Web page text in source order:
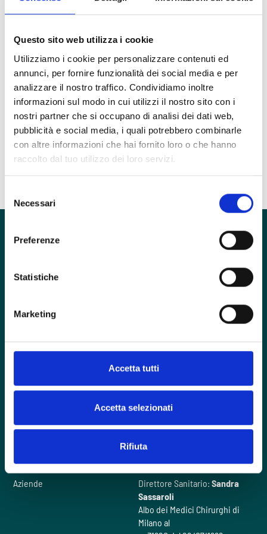
Questo sito web utilizza i cookie
Utilizziamo i cookie per personalizzare contenuti ed
annunci, per fornire funzionalità dei social media e per
analizzare il nostro traffico. Condividiamo inoltre
informazioni sul modo in cui utilizzi il nostro sito con i
nostri partner che si occupano di analisi dei dati web,
pubblicità e social media, i quali potrebbero combinarle
con altre informazioni che hai fornito loro o che hanno
raccolto dal tuo utilizzo dei loro servizi.
delNecessari
Preferenze
Statistiche
Marketing
Accetta tutti
Accetta selezionati
Rifiuta
Unità Clinica
Depressione e Disturbi dell'umore
Ruolo
Psicoterapeuta
Esercita in
02 00705120
Domande frequenti
Cosa facciamo
Videogallery
Aziende
Direttore Sanitario: Sandra
Sassaroli
Albo dei Medici Chirurghi di
Milano al